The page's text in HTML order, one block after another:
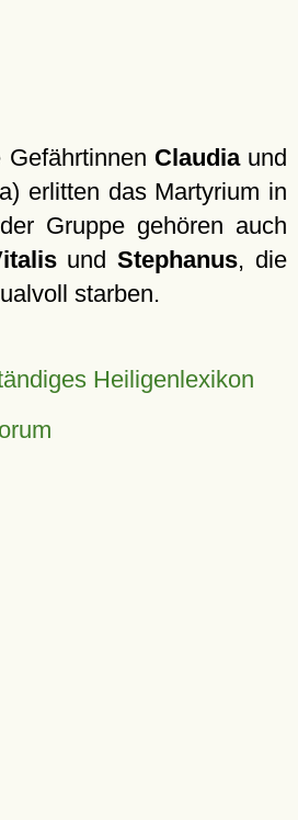
Claudiaund
erlitten das Martyrium in
Gruppe gehören auch
undStephanus, die
starben.
Heiligenlexikon